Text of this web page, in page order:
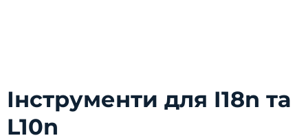
Інструменти для I18n та
L10n